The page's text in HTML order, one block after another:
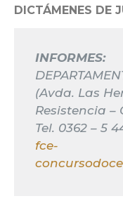
DICTÁMENES DE
INFORMES:
(Avda. Las
Resistencia –
Tel. 0362 – 5
fce-